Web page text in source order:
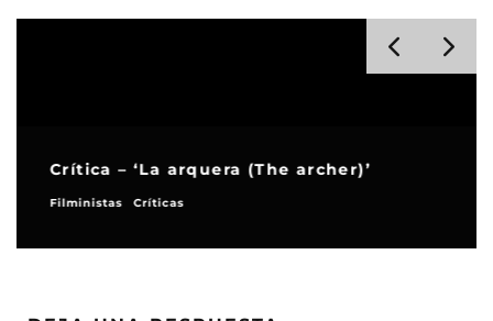
Crítica – ‘La arquera (The archer)’
Filministas Críticas